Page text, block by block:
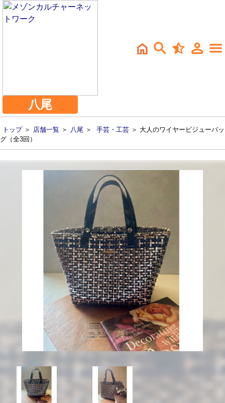
八尾
トップ＞ 店舗一覧 ＞ 八尾 ＞ 手芸・工芸 ＞ 大人のワイヤービジューバッ
グ（全3回）